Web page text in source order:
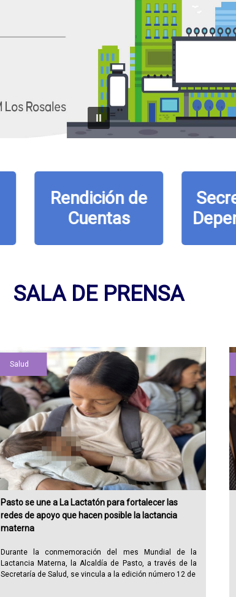
Rendición de
Cuentas
SALA DE PRENSA
Salud
Pasto se une a La Lactatón para fortalecer las
redes de apoyo que hacen posible la lactancia
materna
Durante la conmemoración del mes Mundial de la
Lactancia Materna, la Alcaldía de Pasto, a través de la
Secretaría de Salud, se vincula a la edición número 12 de